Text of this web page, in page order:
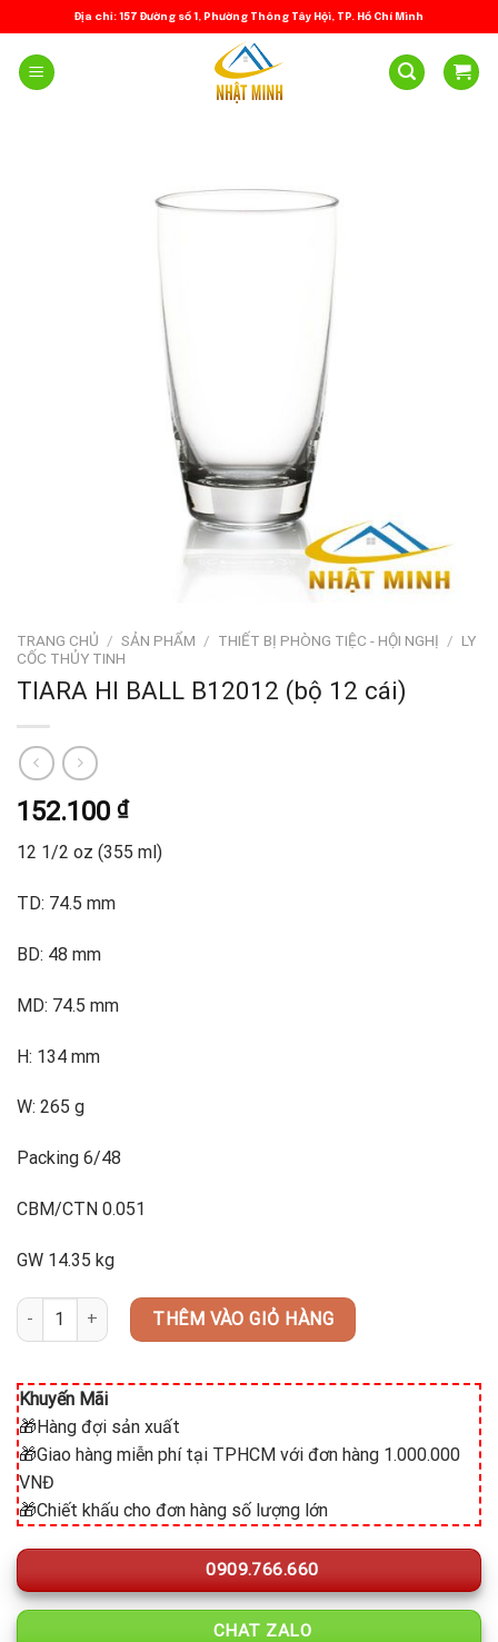
to
content
Địa chỉ: 157 Đường số 1, Phường Thông Tây Hội, TP. Hồ Chí Minh
TRANG CHỦ / SẢN PHẨM / THIẾT BỊ PHÒNG TIỆC - HỘI NGHỊ / LY
CỐC THỦY TINH
TIARA HI BALL B12012 (bộ 12 cái)
152.100 ₫
12 1/2 oz (355 ml)
TD: 74.5 mm
BD: 48 mm
MD: 74.5 mm
H: 134 mm
W: 265 g
Packing 6/48
CBM/CTN 0.051
GW 14.35 kg
TIARA HI BALL B12012 (bộ 12 cái) số lượng
THÊM VÀO GIỎ HÀNG
Khuyến Mãi
🎁Hàng đợi sản xuất
🎁Giao hàng miễn phí tại TPHCM với đơn hàng 1.000.000
VNĐ
🎁Chiết khấu cho đơn hàng số lượng lớn
0909.766.660
CHAT ZALO